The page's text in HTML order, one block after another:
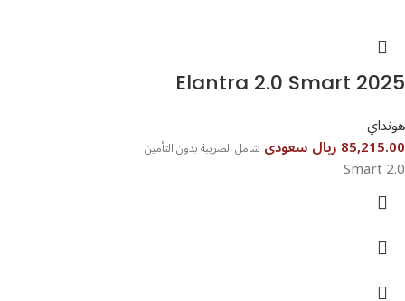
Elantra 2.0 Smart 2025⁩⁩
هونداي
85,215.00 ريال سعودى شامل الضريبة بدون التأمين
2.0 Smart